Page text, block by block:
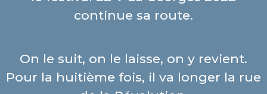
continue sa route.
On le suit, on le laisse, on y revient.
Pour la huitième fois, il va longer la rue